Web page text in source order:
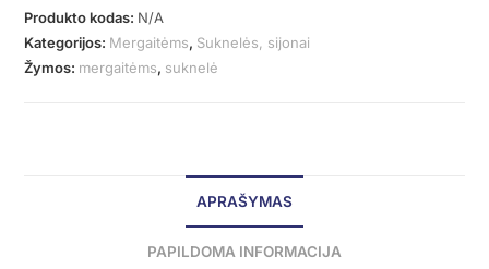
Produkto kodas: N/A
Kategorijos: Mergaitėms, Suknelės, sijonai
Žymos: mergaitėms, suknelė
APRAŠYMAS
PAPILDOMA INFORMACIJA